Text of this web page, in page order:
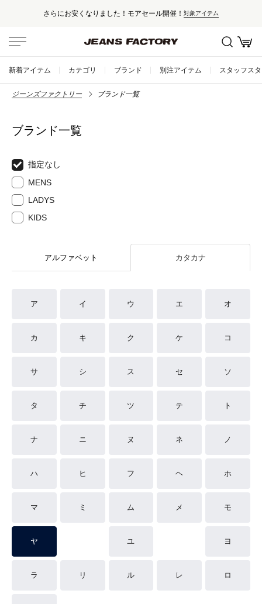
さらにお安くなりました！モアセール開催！ 対象アイテム
新着アイテム カテゴリ ブランド 別注アイテム スタッフス
ジーンズファクトリー ブランド一覧
ブランド一覧
指定なし
MENS
LADYS
KIDS
アルファベット カタカナ
ア イ ウ エ オ
カ キ ク ケ コ
サ シ ス セ ソ
タ チ ツ テ ト
ナ ニ ヌ ネ ノ
ハ ヒ フ ヘ ホ
マ ミ ム メ モ
ヤ ユ ヨ
ラ リ ル レ ロ